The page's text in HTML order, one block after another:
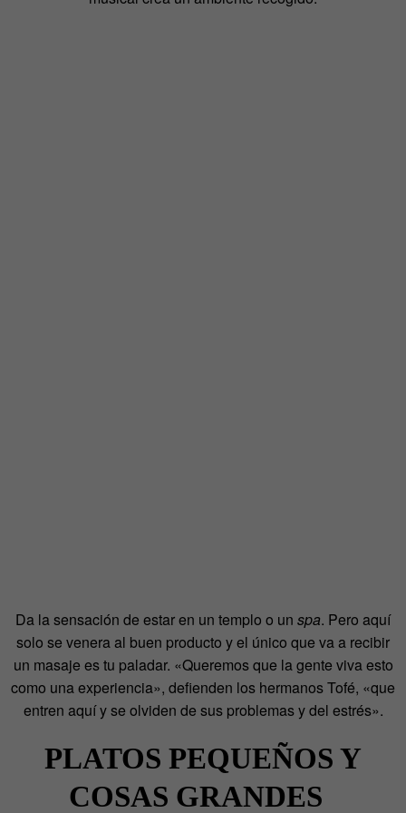
Da la sensación de estar en un templo o un spa. Pero aquí
solo se venera al buen producto y el único que va a recibir
un masaje es tu paladar. «Queremos que la gente viva esto
como una experiencia», defienden los hermanos Tofé, «que
entren aquí y se olviden de sus problemas y del estrés».
PLATOS PEQUEÑOS Y
COSAS GRANDES